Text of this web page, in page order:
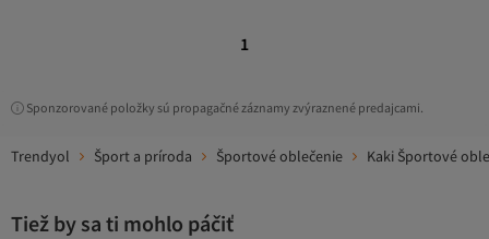
1
Sponzorované položky sú propagačné záznamy zvýraznené predajcami.
Trendyol Šport a príroda Športové oblečenie Kaki Športové
Tiež by sa ti mohlo páčiť